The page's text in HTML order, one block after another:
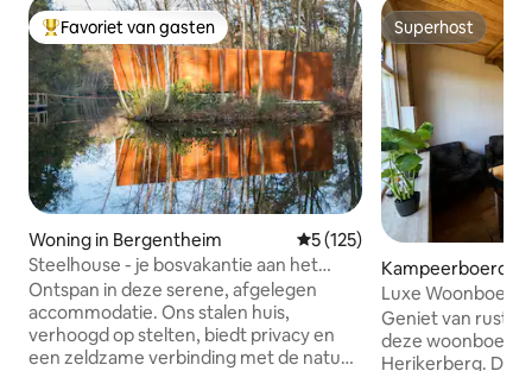
Topfavoriet van gasten
Favoriet van gasten
Woning in Bergentheim Gemiddelde beoordeling
5 (125)
Steelhouse - je bosvakantie aan het
meer
Ontspan in deze serene, afgelegen
accommodatie. Ons stalen huis,
verhoogd op stelten, biedt privacy en
een zeldzame verbinding met de natuur.
Superhost
Superhost
o
Luxe
personen.
Geniet van rust,
deze
Herikerberg. De